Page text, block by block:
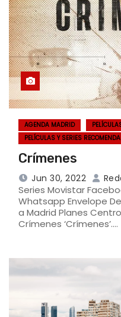
AGENDA MADRID
PELÍCULAS Y SERIES
Crímenes
Jun 30, 2022
Series Movistar
Whatsapp Envelope
a Madrid Planes
Crímenes ‘Crímenes’.…